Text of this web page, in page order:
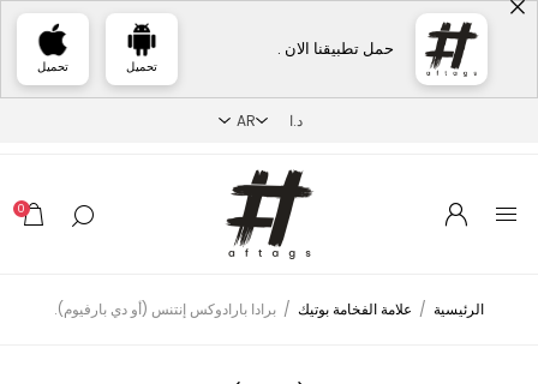
حمل تطبيقنا الان .
تحميل تحميل
0
الرئيسية / علامة الفخامة بوتيك / برادا بارادوكس إنتنس (أو دي بارفيوم).